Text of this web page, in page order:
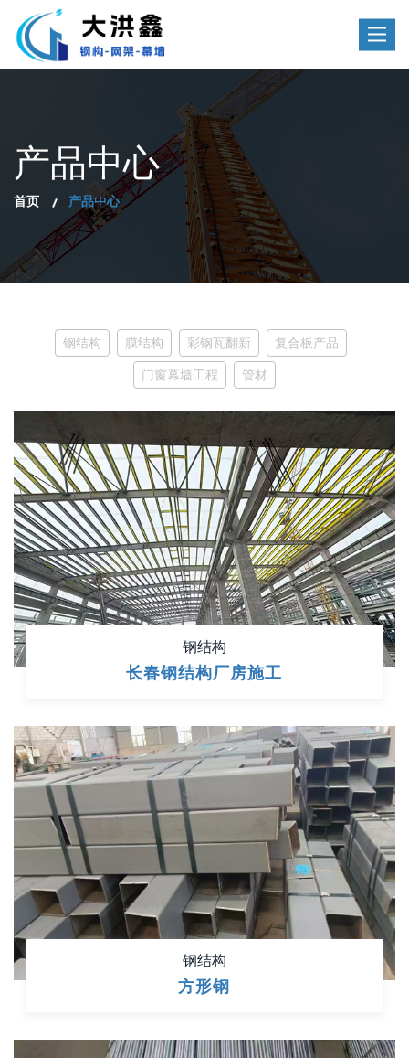
Toggle
产品中心
首页 产品中心
钢结构 膜结构 彩钢瓦翻新 复合板产品
门窗幕墙工程 管材
钢结构
长春钢结构厂房施工
钢结构
方形钢